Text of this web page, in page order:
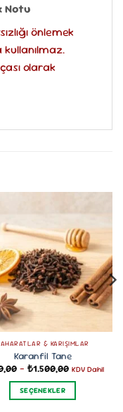
Notu
önlemek
olarak
& KARIŞIMLAR
Karanfil Tane
– ₺1.500,00Fiyat
₺500,00
₺1.500,00
KDV Dahil
SEÇENEKLER